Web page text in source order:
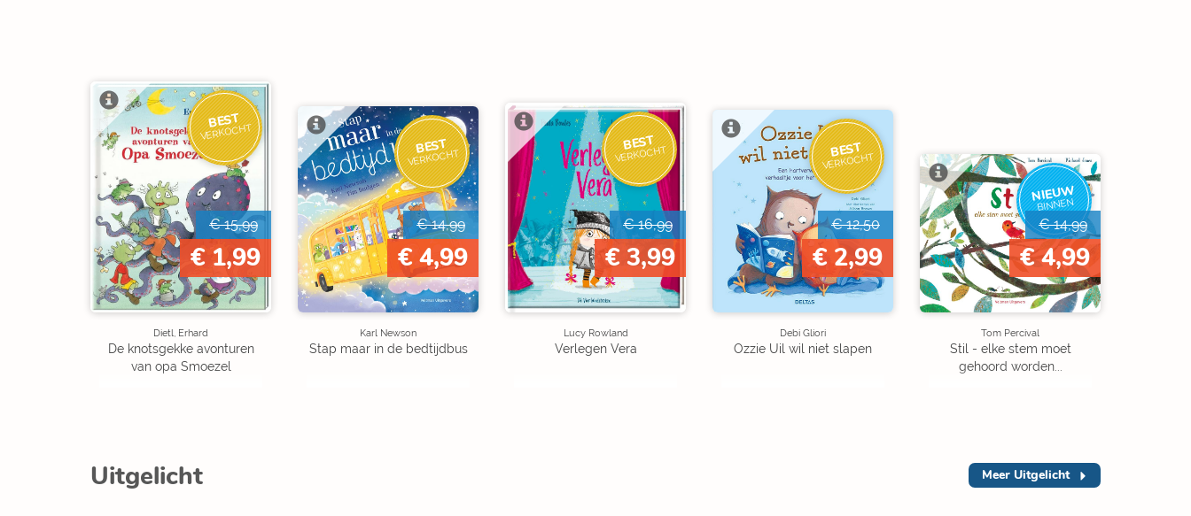
BEST
VERKOCHT
€ 15,99
€ 1,99
Dietl, Erhard
De knotsgekke avonturen
van opa Smoezel
BEST
VERKOCHT
€ 14,99
€ 4,99
Karl Newson
Stap maar in de bedtijdbus
BEST
VERKOCHT
€ 16,99
€ 3,99
Lucy Rowland
Verlegen Vera
BEST
VERKOCHT
€ 12,50
€ 2,99
Debi Gliori
Ozzie Uil wil niet slapen
NIEUW
BINNEN
€ 14,99
€ 4,99
Tom Percival
Stil - elke stem moet
gehoord worden...
Uitgelicht Meer Uitgelicht